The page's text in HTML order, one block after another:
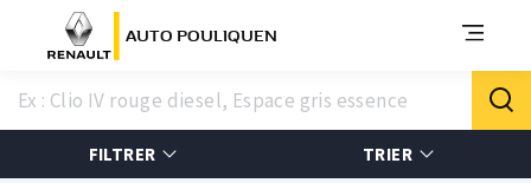
AUTO POULIQUEN
FILTRER TRIER